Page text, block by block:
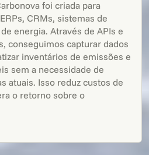
foi criada para
CRMs, sistemas de
energia. Através de APIs e
conseguimos capturar dados
inventários de emissões e
sem a necessidade de
atuais. Isso reduz custos de
o retorno sobre o